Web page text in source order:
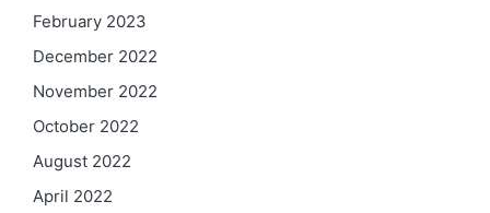
February 2023
December 2022
November 2022
October 2022
August 2022
April 2022